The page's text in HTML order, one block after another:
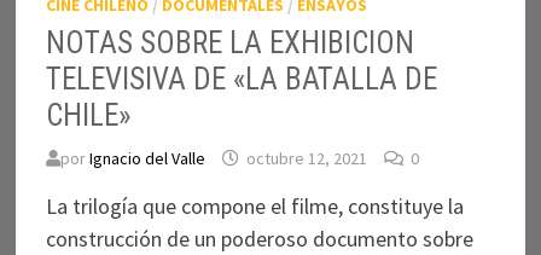
NOTAS SOBRE LA EXHIBICION
TELEVISIVA DE «LA BATALLA DE
CHILE»
porIgnacio del Valle octubre 12, 2021 0
La trilogía que compone el filme, constituye la
construcción de un poderoso documento sobre